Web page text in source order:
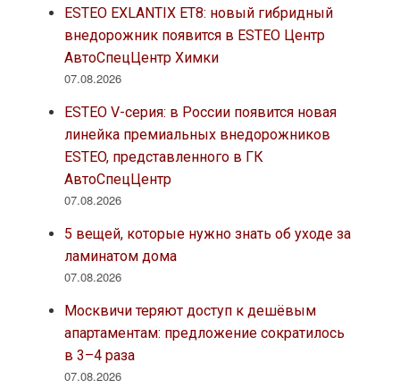
ESTEO EXLANTIX ET8: новый гибридный
внедорожник появится в ESTEO Центр
АвтоСпецЦентр Химки
07.08.2026
ESTEO V-серия: в России появится новая
линейка премиальных внедорожников
ESTEO, представленного в ГК
АвтоСпецЦентр
07.08.2026
5 вещей, которые нужно знать об уходе за
ламинатом дома
07.08.2026
Москвичи теряют доступ к дешёвым
апартаментам: предложение сократилось
в 3–4 раза
07.08.2026